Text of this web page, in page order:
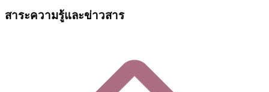
สาระความรู้และข่าวสาร